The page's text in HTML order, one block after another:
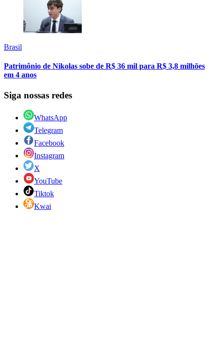
Brasil
Patrimônio de Nikolas sobe de R$ 36 mil para R$ 3,8 milhões
em 4 anos
Siga nossas redes
WhatsApp
Telegram
Facebook
Instagram
X
YouTube
Tiktok
Kwai